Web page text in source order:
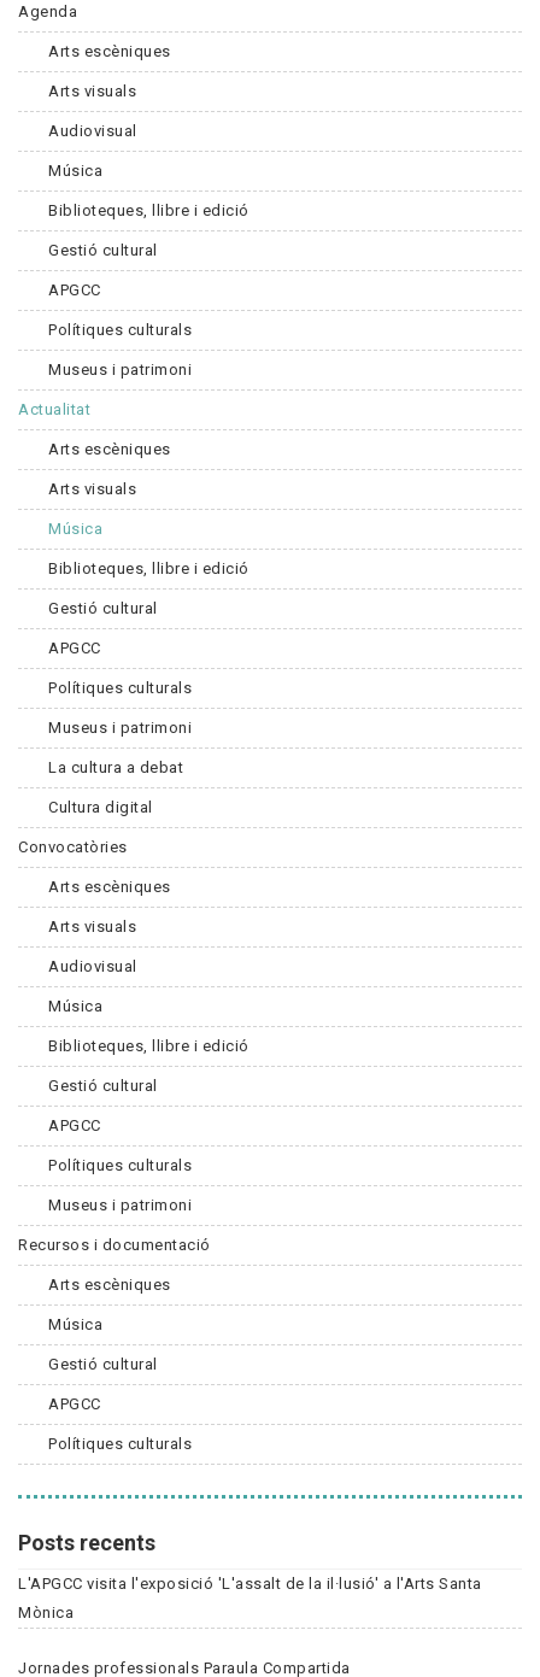
Agenda
Arts escèniques
Arts visuals
Audiovisual
Música
Biblioteques, llibre i edició
Gestió cultural
APGCC
Polítiques culturals
Museus i patrimoni
Actualitat
Arts escèniques
Arts visuals
Música
Biblioteques, llibre i edició
Gestió cultural
APGCC
Polítiques culturals
Museus i patrimoni
La cultura a debat
Cultura digital
Convocatòries
Arts escèniques
Arts visuals
Audiovisual
Música
Biblioteques, llibre i edició
Gestió cultural
APGCC
Polítiques culturals
Museus i patrimoni
Recursos i documentació
Arts escèniques
Música
Gestió cultural
APGCC
Polítiques culturals
Posts recents
L'APGCC visita l'exposició 'L'assalt de la il·lusió' a l'Arts Santa
Mònica
Jornades professionals Paraula Compartida